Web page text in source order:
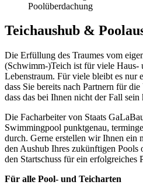
Poolüberdachung
Teichaushub &
Die Erfüllung des Traumes vom
(Schwimm-)Teich ist für viele Haus-
Lebenstraum. Für viele bleibt es nur
dass Sie bereits nach Partnern für
dass das bei Ihnen nicht der Fall sein
Die Facharbeiter von Staats
Swimmingpool punktgenau,
durch. Gerne erstellen wir Ihnen ein
den Aushub Ihres zukünftigen Pools
den Startschuss für ein erfolgreiches
Für alle Pool- und Teicharten